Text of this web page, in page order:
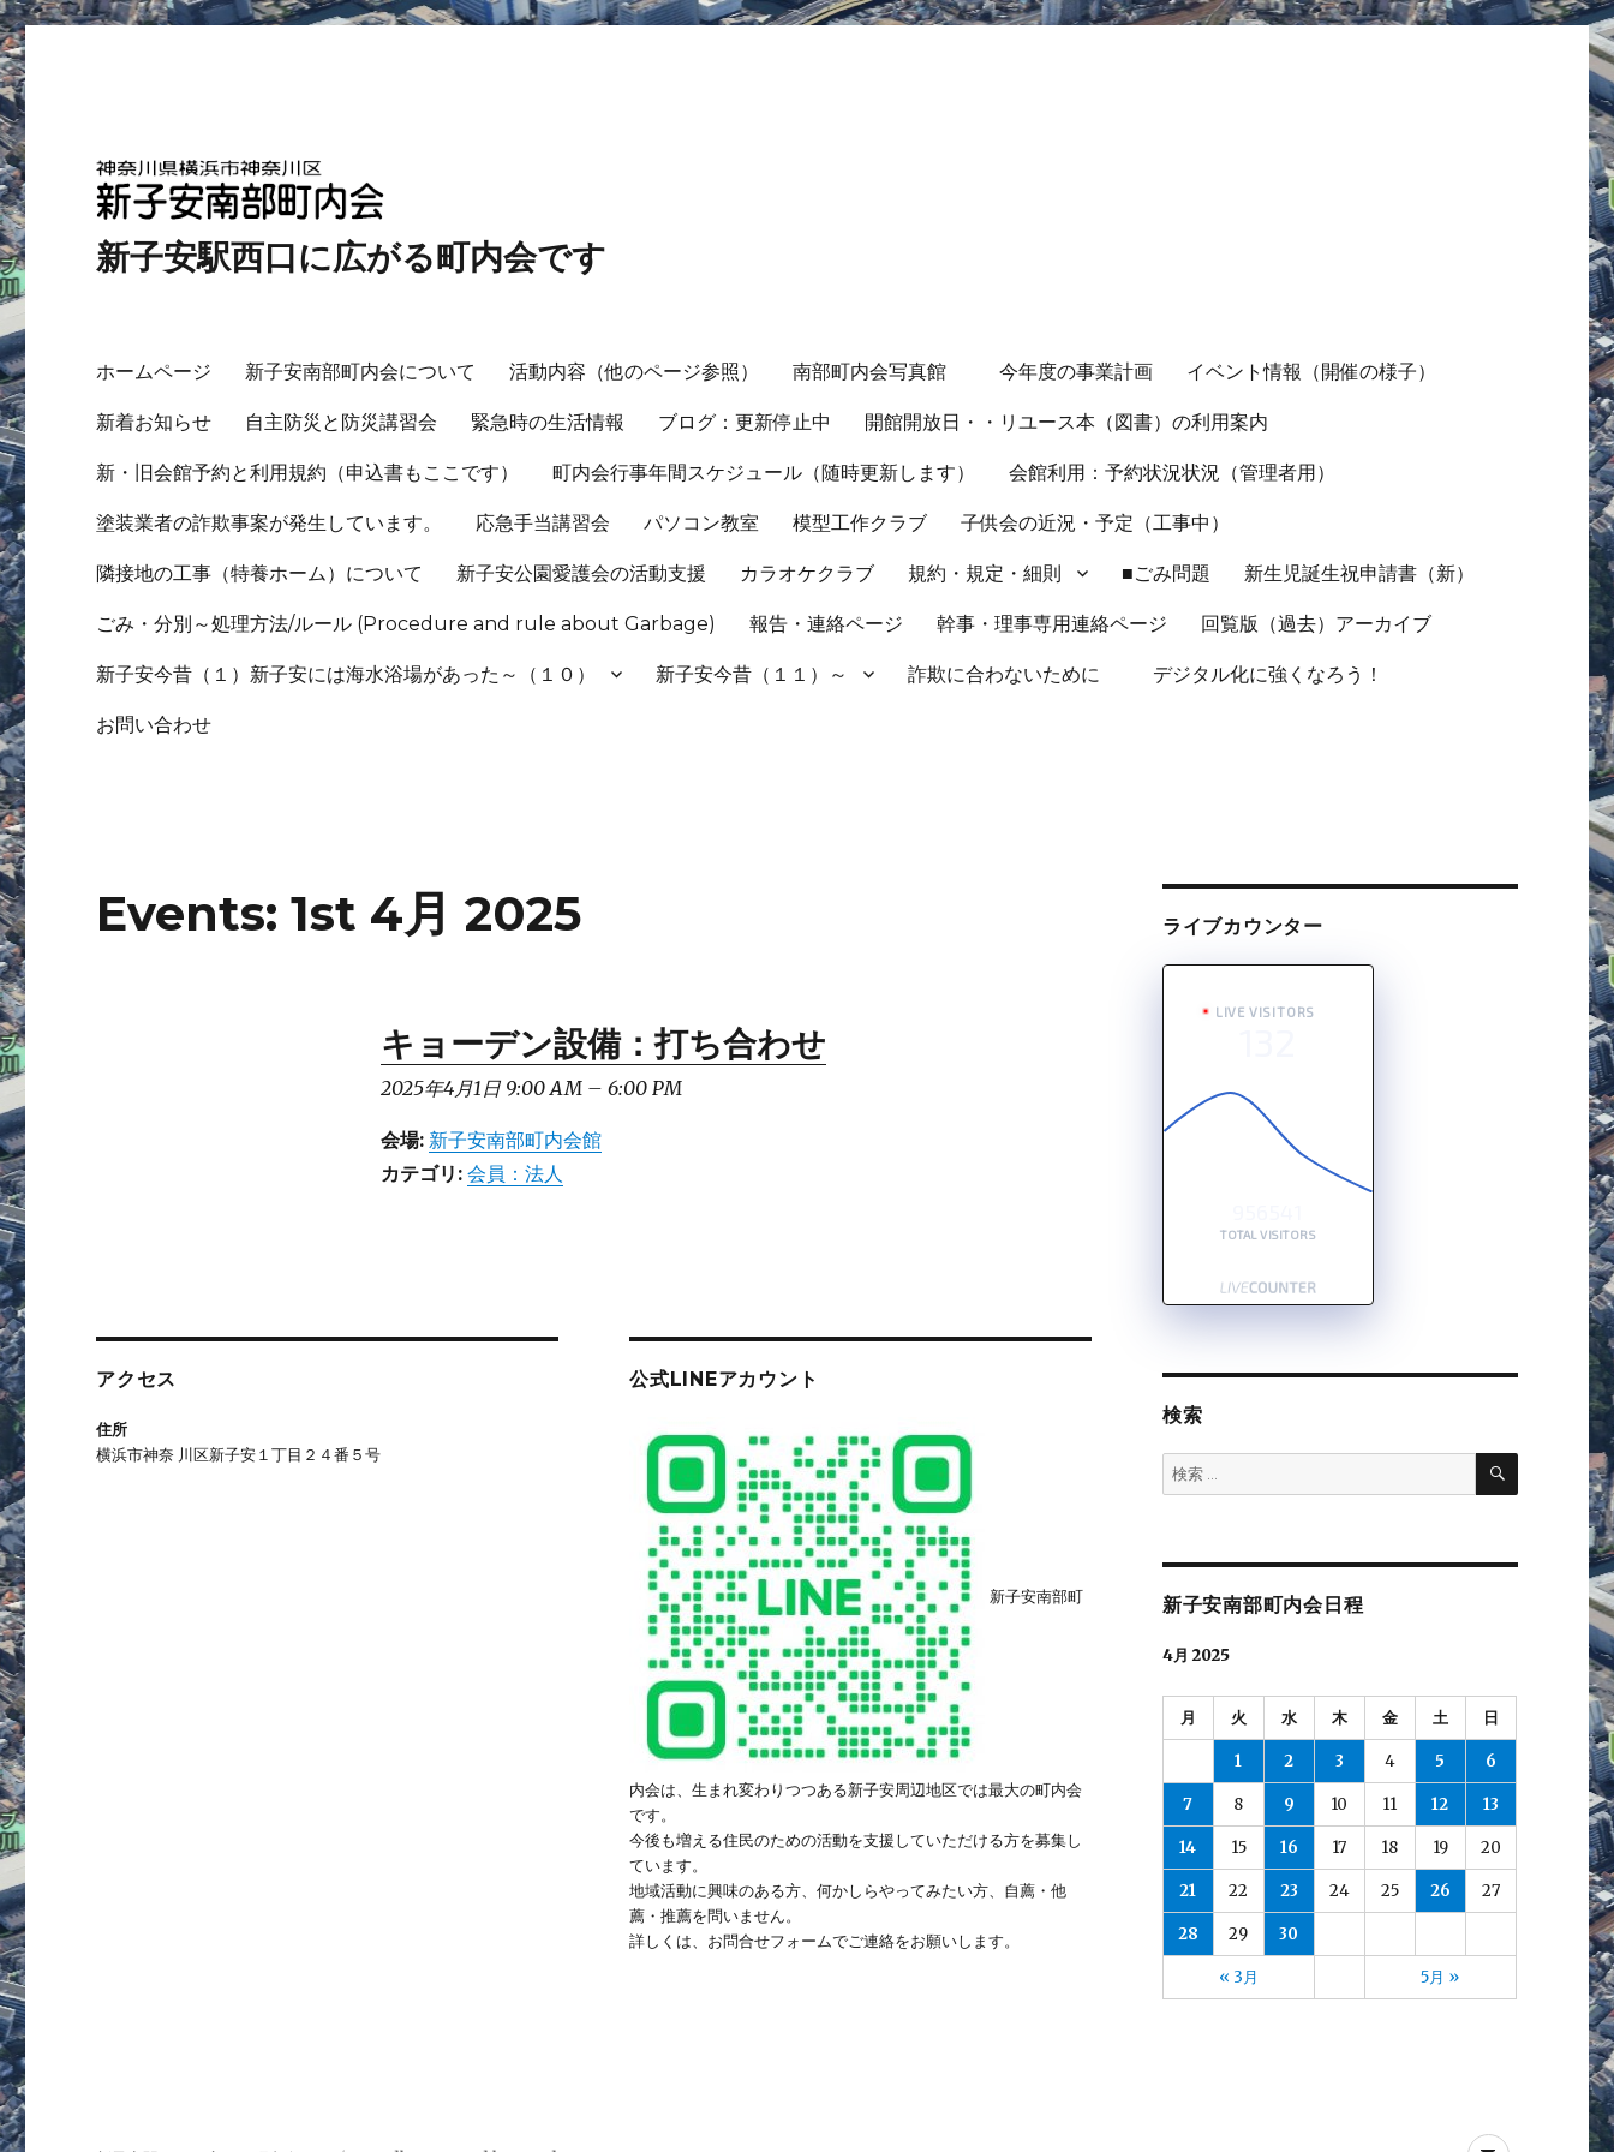
新子安駅西口に広がる町内会です
ホームページ 新子安南部町内会について 活動内容（他のページ参照） 南部町内会写真館 今年度の事業計画 イベント情報（開催の様子）
新着お知らせ 自主防災と防災講習会 緊急時の生活情報 ブログ：更新停止中 開館開放日・・リユース本（図書）の利用案内
新・旧会館予約と利用規約（申込書もここです） 町内会行事年間スケジュール（随時更新します） 会館利用：予約状況状況（管理者用）
塗装業者の詐欺事案が発生しています。 応急手当講習会 パソコン教室 模型工作クラブ 子供会の近況・予定（工事中）
隣接地の工事（特養ホーム）について 新子安公園愛護会の活動支援 カラオケクラブ 規約・規定・細則 ■ごみ問題 新生児誕生祝申請書（新）
ごみ・分別～処理方法/ルール (Procedure and rule about Garbage) 報告・連絡ページ 幹事・理事専用連絡ページ 回覧版（過去）アーカイブ
新子安今昔（１）新子安には海水浴場があった～（１０） 新子安今昔（１１）～ 詐欺に合わないために デジタル化に強くなろう！
お問い合わせ
Events: 1st 4月 2025
キョーデン設備：打ち合わせ
2025年4月1日 9:00 AM– 6:00 PM
会場: 新子安南部町内会館
カテゴリ: 会員：法人
アクセス
住所
横浜市神奈 川区新子安１丁目２４番５号
公式LINEアカウント
新子安南部町
内会は、生まれ変わりつつある新子安周辺地区では最大の町内会
です。
今後も増える住民のための活動を支援していただける方を募集し
ています。
地域活動に興味のある方、何かしらやってみたい方、自薦・他
薦・推薦を問いません。
詳しくは、お問合せフォームでご連絡をお願いします。
ライブカウンター
LIVE VISITORS
TOTAL VISITORS
検索
検
索:
検
新子安南部町内会日程
4月 2025
月 火 水 木 金 土 日
1 2 3 4 5 6
7 8 9 10 11 12 13
14 15 16 17 18 19 20
21 22 23 24 25 26 27
28 29 30
« 3月 5月 »